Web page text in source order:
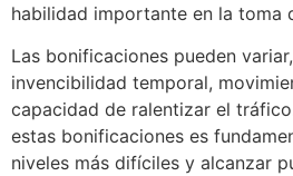
habilidad importante en la toma
Las bonificaciones pueden
invencibilidad temporal,
capacidad de ralentizar el
estas bonificaciones es
niveles más difíciles y alcanzar